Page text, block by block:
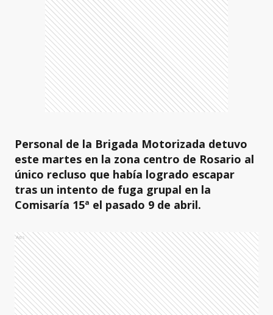
Personal de la Brigada Motorizada detuvo
este martes en la zona centro de Rosario al
único recluso que había logrado escapar
tras un intento de fuga grupal en la
Comisaría 15ª el pasado 9 de abril.
Ads